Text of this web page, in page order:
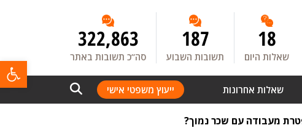
18
שאלות היום
187
תשובות השבוע
322,863
סה”כ תשובות באתר
שאלות אחרונות ייעוץ משפטי אישי
מעבודה עם שכר נמוך?